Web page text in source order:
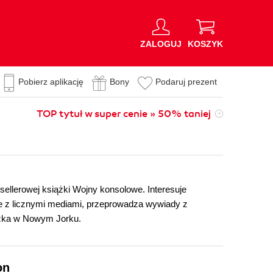
ZALOGUJ KOSZYK
Pobierz aplikację Bony Podaruj prezent
TOP tytuł w super cenie » 50% taniej
książki Wojny konsolowe. Interesuje
z licznymi mediami, przeprowadza wywiady z
w Nowym Jorku.